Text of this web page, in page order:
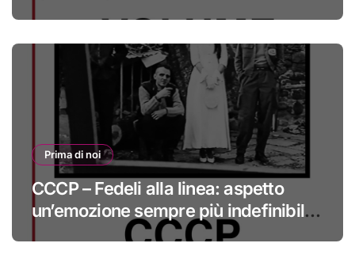
Prima di noi
CCCP – Fedeli alla linea: aspetto
un’emozione sempre più indefinibile
#primadinoi